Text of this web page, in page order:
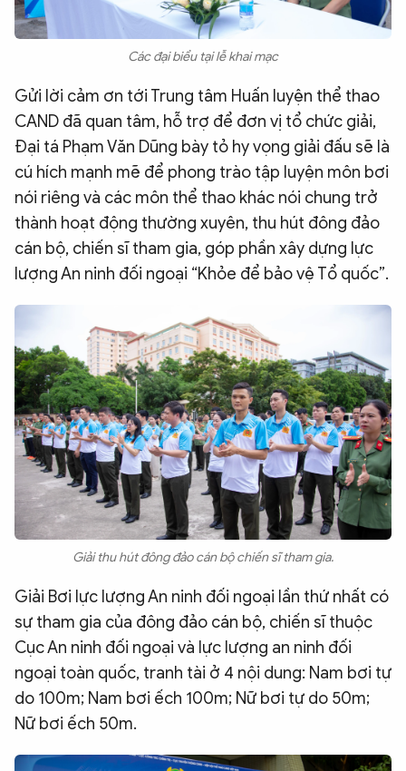
Các đại biểu tại lễ khai mạc
Gửi lời cảm ơn tới Trung tâm Huấn luyện thể thao
CAND đã quan tâm, hỗ trợ để đơn vị tổ chức giải,
Đại tá Phạm Văn Dũng bày tỏ hy vọng giải đấu sẽ là
cú hích mạnh mẽ để phong trào tập luyện môn bơi
nói riêng và các môn thể thao khác nói chung trở
thành hoạt động thường xuyên, thu hút đông đảo
cán bộ, chiến sĩ tham gia, góp phần xây dựng lực
lượng An ninh đối ngoại “Khỏe để bảo vệ Tổ quốc”.
Giải thu hút đông đảo cán bộ chiến sĩ tham gia.
Giải Bơi lực lượng An ninh đối ngoại lần thứ nhất có
sự tham gia của đông đảo cán bộ, chiến sĩ thuộc
Cục An ninh đối ngoại và lực lượng an ninh đối
ngoại toàn quốc, tranh tài ở 4 nội dung: Nam bơi tự
do 100m; Nam bơi ếch 100m; Nữ bơi tự do 50m;
Nữ bơi ếch 50m.